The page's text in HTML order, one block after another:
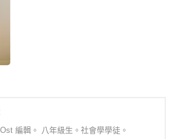
編輯。 八年級生。社會學學徒。